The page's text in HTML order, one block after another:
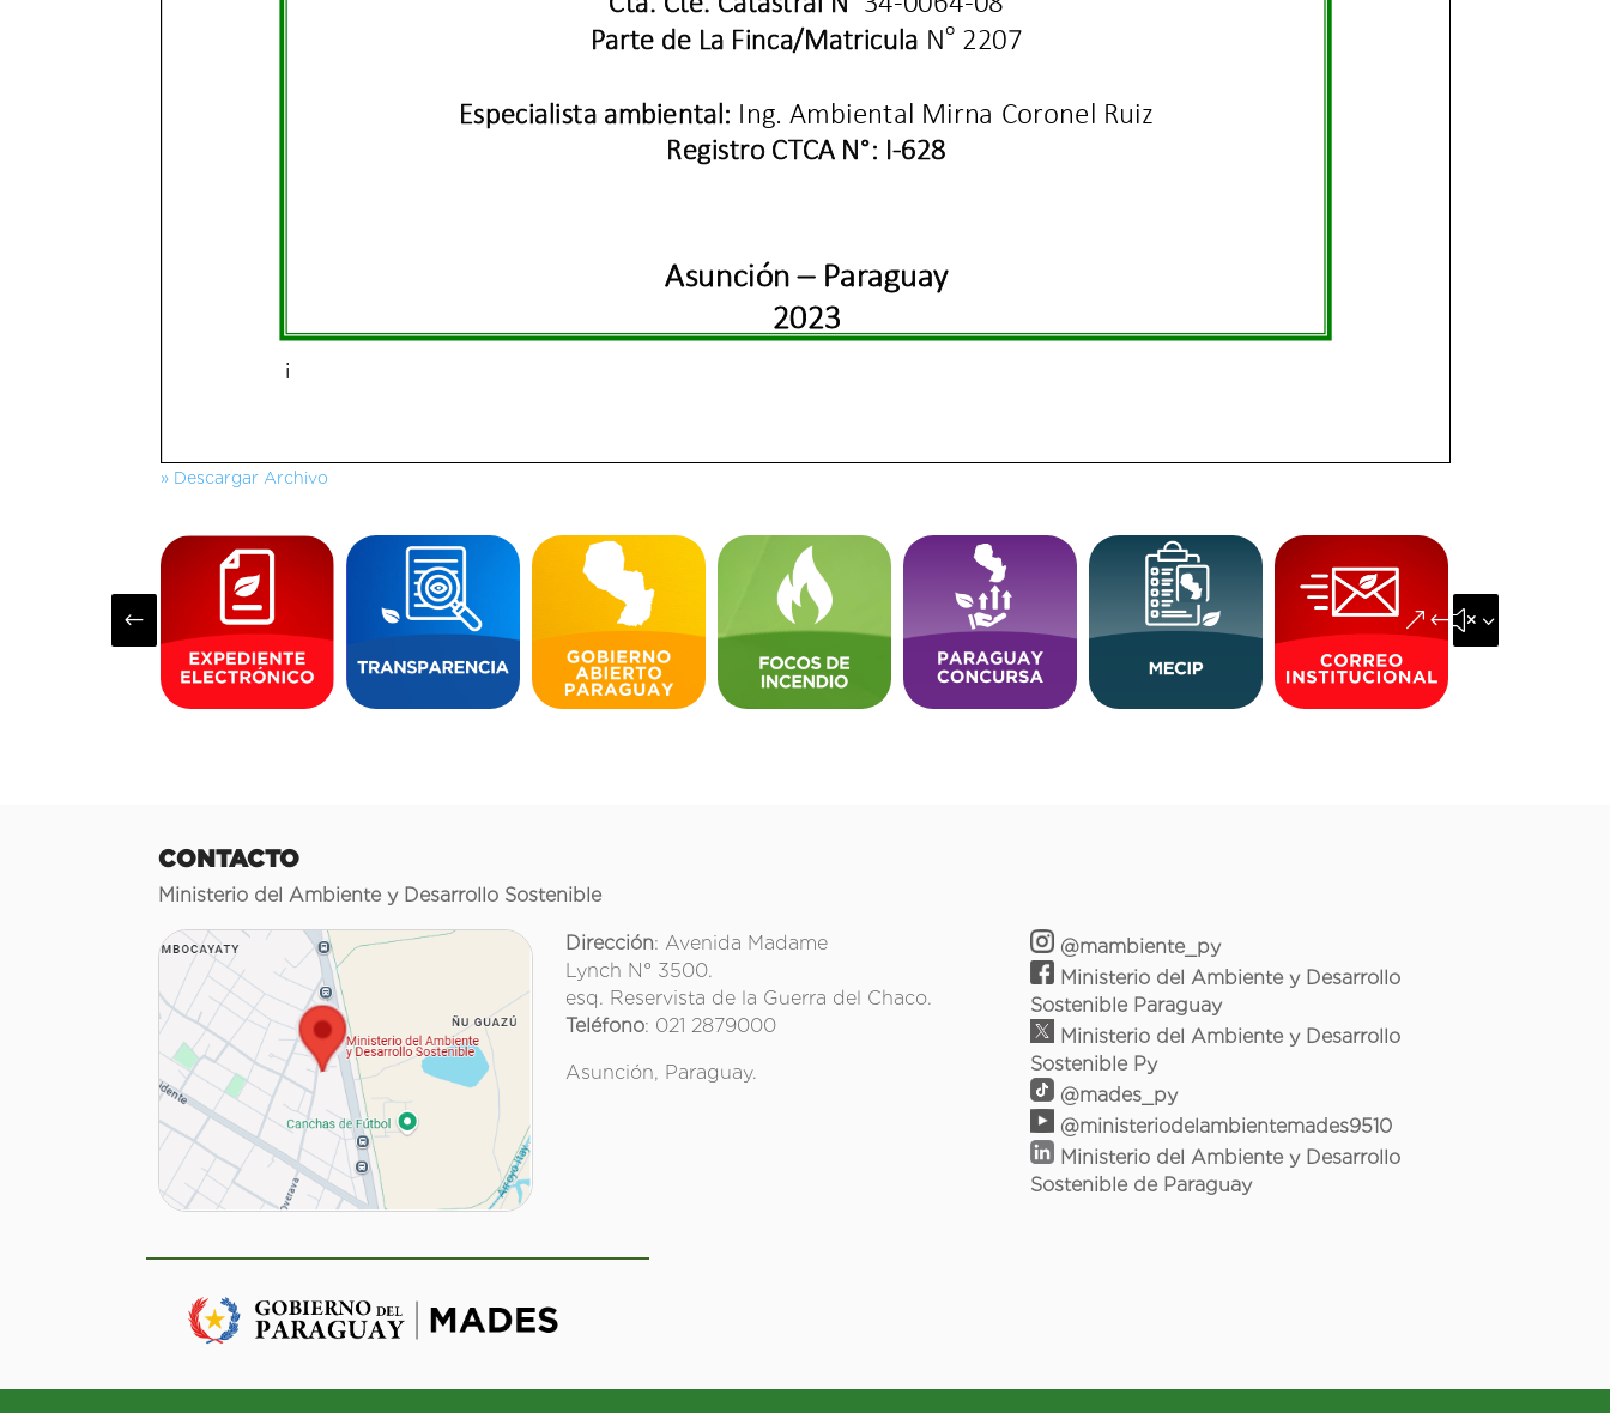
» Descargar Archivo
# &#x35;
CONTACTO
Ministerio del Ambiente y Desarrollo Sostenible
Dirección: Avenida Madame
Lynch N° 3500.
esq. Reservista de la Guerra del Chaco.
Teléfono: 021 2879000
Asunción, Paraguay.
@mambiente_py
Ministerio del Ambiente y Desarrollo
Sostenible Paraguay
Ministerio del Ambiente y Desarrollo
Sostenible Py
@mades_py
@ministeriodelambientemades9510
Ministerio del Ambiente y Desarrollo
Sostenible de Paraguay